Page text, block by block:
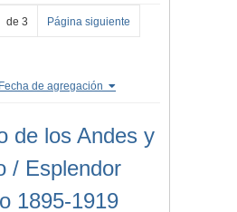
de 3 Página siguiente
Fecha de agregación
de los Andes y
/ Esplendor
1895-1919